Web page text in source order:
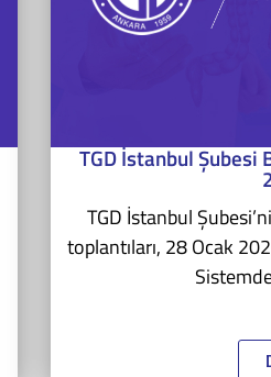
TGD İstanbul
TGD İstanbul
toplantıları, 28 Ocak